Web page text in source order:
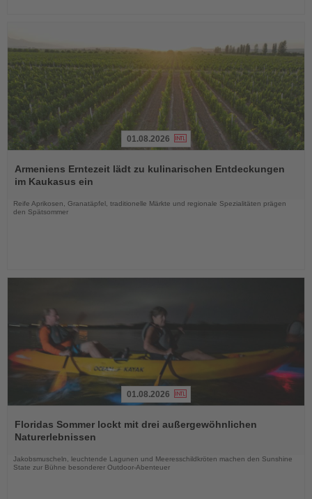
Sie
die
01.08.2026
Armeniens Erntezeit lädt zu kulinarischen Entdeckungen
im Kaukasus ein
Reife Aprikosen, Granatäpfel, traditionelle Märkte und regionale Spezialitäten prägen
den Spätsommer
Sie
die
01.08.2026
Floridas Sommer lockt mit drei außergewöhnlichen
Naturerlebnissen
Jakobsmuscheln, leuchtende Lagunen und Meeresschildkröten machen den Sunshine
State zur Bühne besonderer Outdoor-Abenteuer